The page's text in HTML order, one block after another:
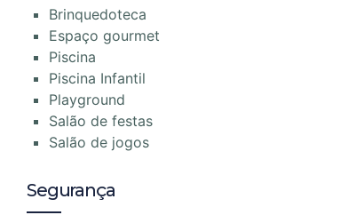
Brinquedoteca
Espaço gourmet
Piscina
Piscina Infantil
Playground
Salão de festas
Salão de jogos
Segurança